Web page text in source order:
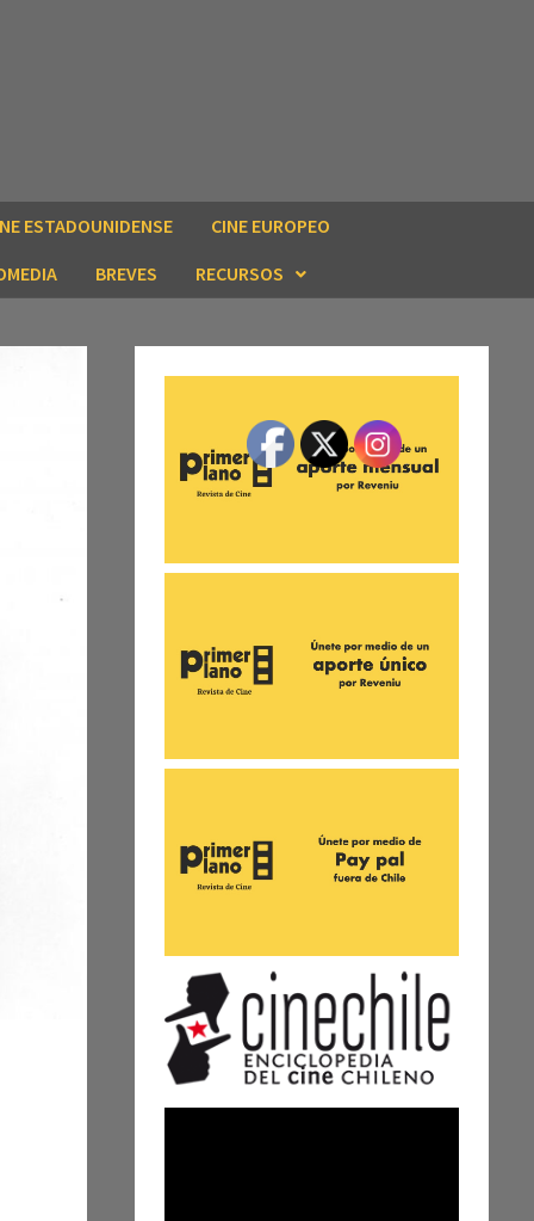
ESTADOUNIDENSE
CINE EUROPEO
BREVES RECURSOS